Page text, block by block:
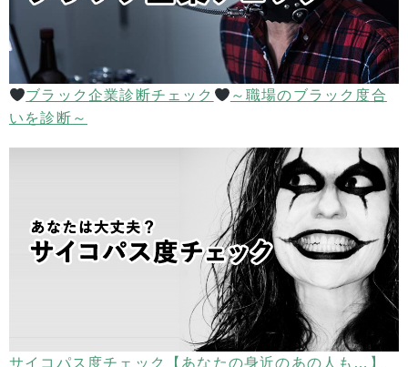
ブラック企業診断チェック
～職場のブラック度合
いを診断～
サイコパス度チェック【あなたの身近のあの人も…】